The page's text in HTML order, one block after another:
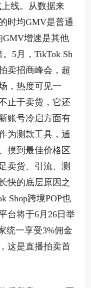
线。从数据来
时均GMV是普通
GMV增速是其他
5月，TikTok Sh
卖招商峰会，超
，热度可见一
止于卖货，它还
账号冷启方面有
为测款工具，通
摸到最佳价格区
卖货、引流、测
快的底层原因之
Shop跨境POP也
台将于6月26日举
统一享受3%佣金
这是直播拍卖首